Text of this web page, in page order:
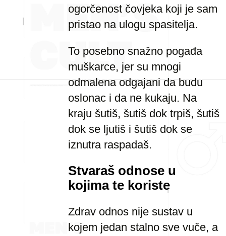
ogorčenost čovjeka koji je sam
pristao na ulogu spasitelja.
To posebno snažno pogađa
muškarce, jer su mnogi
odmalena odgajani da budu
oslonac i da ne kukaju. Na
kraju šutiš, šutiš dok trpiš, šutiš
dok se ljutiš i šutiš dok se
iznutra raspadaš.
Stvaraš odnose u
kojima te koriste
Zdrav odnos nije sustav u
kojem jedan stalno sve vuče, a